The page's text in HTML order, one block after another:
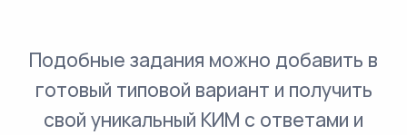
Подобные задания можно добавить в
готовый типовой вариант и получить
свой уникальный КИМ с ответами и